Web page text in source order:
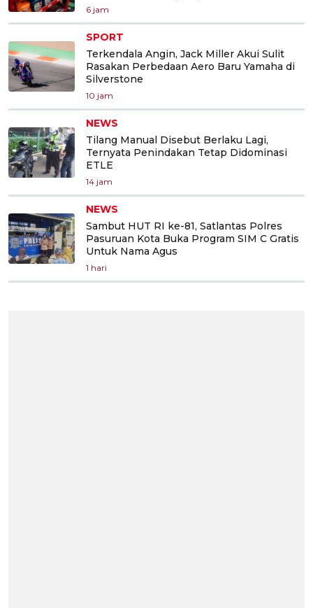
6 jam
SPORT
Terkendala Angin, Jack Miller Akui Sulit
Rasakan Perbedaan Aero Baru Yamaha di
Silverstone
10 jam
NEWS
Tilang Manual Disebut Berlaku Lagi,
Ternyata Penindakan Tetap Didominasi
ETLE
14 jam
NEWS
Sambut HUT RI ke-81, Satlantas Polres
Pasuruan Kota Buka Program SIM C Gratis
Untuk Nama Agus
1 hari